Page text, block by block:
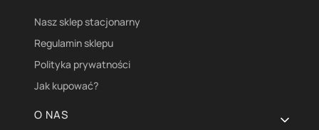
Nasz sklep stacjonarny
Regulamin sklepu
Polityka prywatności
Jak kupować?
O NAS